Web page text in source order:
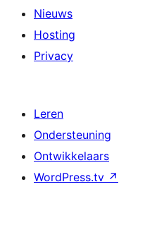
Nieuws
Hosting
Privacy
Leren
Ondersteuning
Ontwikkelaars
WordPress.tv ↗